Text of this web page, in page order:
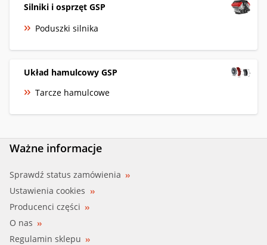
Silniki i osprzęt GSP
Poduszki silnika
Układ hamulcowy GSP
Tarcze hamulcowe
Ważne informacje
Sprawdź status zamówienia
Ustawienia cookies
Producenci części
O nas
Regulamin sklepu